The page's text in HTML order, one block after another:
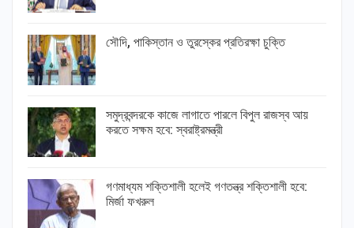
সৌদি, পাকিস্তান ও তুরস্কের প্রতিরক্ষা চুক্তি
সমুদ্রবন্দরকে কাজে লাগাতে পারলে বিপুল রাজস্ব আয়
করতে সক্ষম হবে: স্বরাষ্ট্রমন্ত্রী
গণমাধ্যম শক্তিশালী হলেই গণতন্ত্র শক্তিশালী হবে:
মির্জা ফখরুল